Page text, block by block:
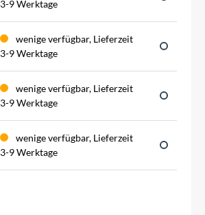
3-9 Werktage
wenige verfügbar, Lieferzeit
3-9 Werktage
wenige verfügbar, Lieferzeit
3-9 Werktage
wenige verfügbar, Lieferzeit
3-9 Werktage